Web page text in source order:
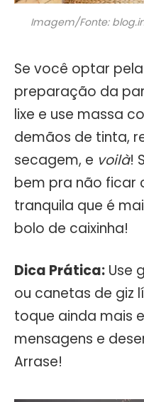
Imagem/Fonte:
Se você optar
preparação da
lixe e use massa
demãos de tinta,
secagem, e voilà!
bem pra não ficar
tranquila que é
bolo de caixinha!
Dica Prática: Use
ou canetas de giz
toque ainda mais
mensagens e
Arrase!